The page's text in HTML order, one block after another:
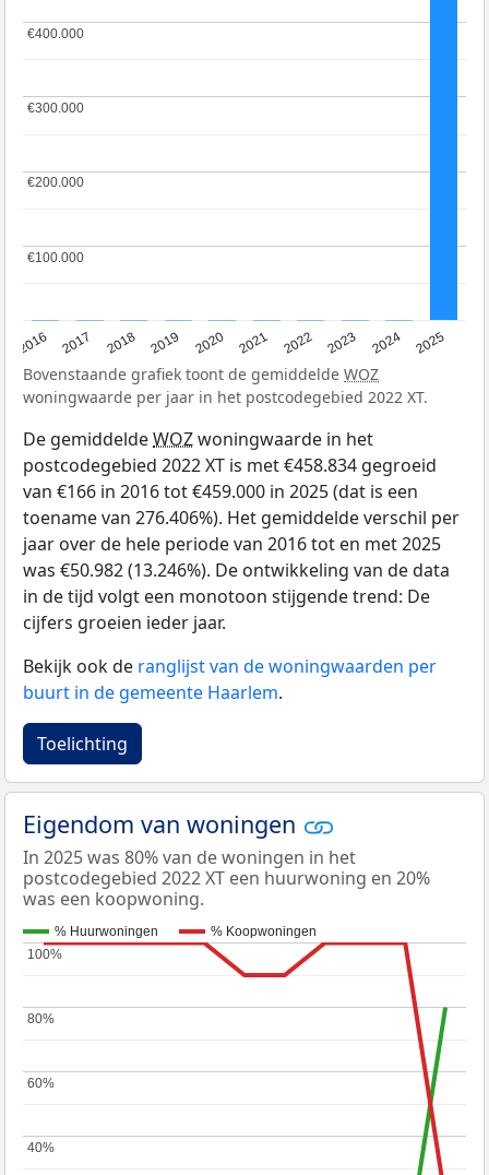
2016 2017 2018 2019 2020 2021 2022 2023 2024 2025
€100.000
€100.000
€200.000
€200.000
€300.000
€300.000
€400.000
€400.000
Bovenstaande grafiek toont de gemiddelde WOZ
woningwaarde per jaar in het postcodegebied 2022 XT.
De gemiddeldeWOZwoningwaarde in het
postcodegebied 2022 XT is met €458.834 gegroeid
van €166 in 2016 tot €459.000 in 2025 (dat is een
toename van 276.406%). Het gemiddelde verschil per
jaar over de hele periode van 2016 tot en met 2025
was €50.982 (13.246%). De ontwikkeling van de data
in de tijd volgt een monotoon stijgende trend: De
cijfers groeien ieder jaar.
Bekijk ook de ranglijst van de woningwaarden per
buurt in de gemeente Haarlem.
Toelichting
Eigendom van woningen
In 2025 was 80% van de woningen in het
postcodegebied 2022 XT een huurwoning en 20%
was een koopwoning.
% Huurwoningen % Koopwoningen
40%
40%
60%
60%
80%
80%
100%
100%